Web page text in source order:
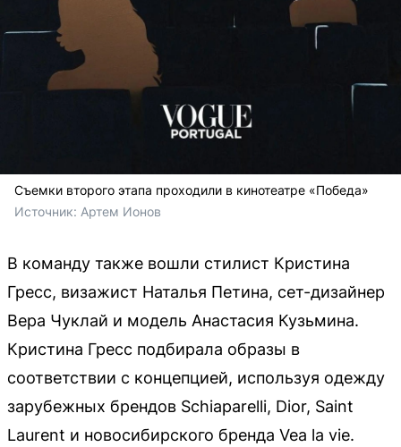
Съемки второго этапа проходили в кинотеатре «Победа»
Источник: Артем Ионов
В команду также вошли стилист Кристина
Гресс, визажист Наталья Петина, сет-дизайнер
Вера Чуклай и модель Анастасия Кузьмина.
Кристина Гресс подбирала образы в
соответствии с концепцией, используя одежду
зарубежных брендов Schiaparelli, Dior, Saint
Laurent и новосибирского бренда Vea la vie.